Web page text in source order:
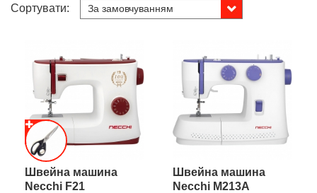
Сортувати:
Швейна машина
Necchi F21
Швейна машина
Necchi M213A